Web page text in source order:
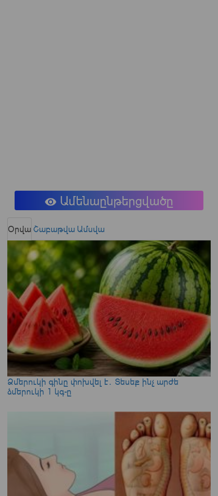
Ամենաընթերցվածը
Օրվա Շաբաթվա Ամսվա
Ձմերուկի գինը փոխվել է․ Տեսեք ինչ արժե
ձմերուկի 1 կգ-ը